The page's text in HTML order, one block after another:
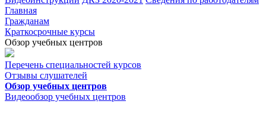
Главная
Гражданам
Краткосрочные курсы
Обзор учебных центров
Перечень специальностей курсов
Отзывы слушателей
Обзор учебных центров
Видеообзор учебных центров